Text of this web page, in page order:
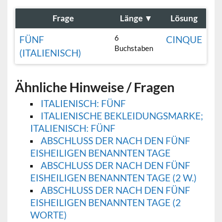
Frage Länge ▼ Lösung
FÜNF
(ITALIENISCH)
6
Buchstaben
CINQUE
Ähnliche Hinweise / Fragen
ITALIENISCH: FÜNF
ITALIENISCHE BEKLEIDUNGSMARKE;
ITALIENISCH: FÜNF
ABSCHLUSS DER NACH DEN FÜNF
EISHEILIGEN BENANNTEN TAGE
ABSCHLUSS DER NACH DEN FÜNF
EISHEILIGEN BENANNTEN TAGE (2 W.)
ABSCHLUSS DER NACH DEN FÜNF
EISHEILIGEN BENANNTEN TAGE (2
WORTE)